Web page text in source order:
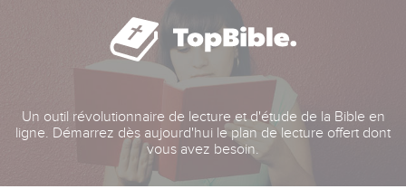
Un outil révolutionnaire de lecture et d'étude de la Bible en
ligne. Démarrez dès aujourd'hui le plan de lecture offert dont
vous avez besoin.